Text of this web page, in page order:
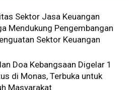
Sektor Jasa Keuangan
Mendukung Pengembangan
Sektor Keuangan
Doa Kebangsaan Digelar 1
di Monas, Terbuka untuk
Masyarakat